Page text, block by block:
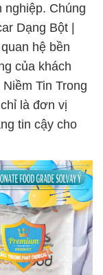
nghiệp. Chúng
Dạng Bột |
hệ bền
của khách
Tin Trong
là đơn vị
tin cậy cho